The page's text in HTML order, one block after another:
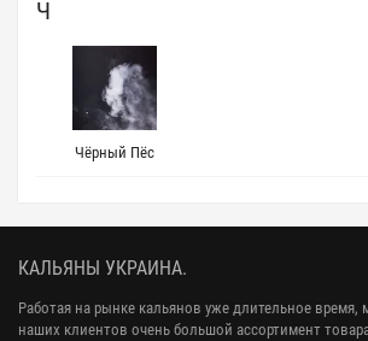
Ч
Чёрный Пёс
КАЛЬЯНЫ УКРАИНА.
Работая на рынке кальянов уже длительное
наших клиентов очень большой ассортимент